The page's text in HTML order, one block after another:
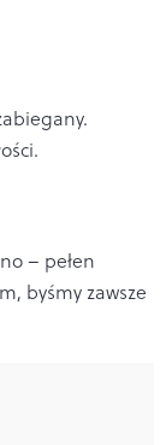
– pełen
byśmy zawsze